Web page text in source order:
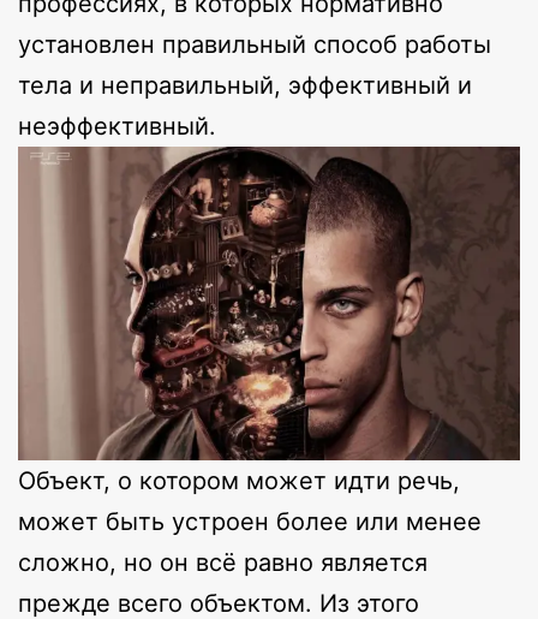
установлен правильный способ работы
тела и неправильный, эффективный и
неэффективный.
Объект, о котором может идти речь,
может быть устроен более или менее
сложно, но он всё равно является
прежде всего объектом. Из этого